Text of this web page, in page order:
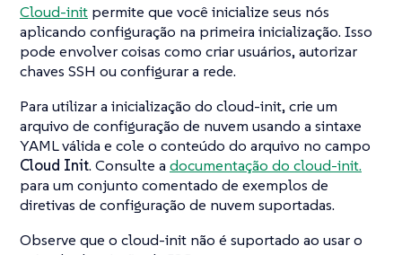
Cloud-init permite que você inicialize seus nós
aplicando configuração na primeira inicialização. Isso
pode envolver coisas como criar usuários, autorizar
chaves SSH ou configurar a rede.
Para utilizar a inicialização do cloud-init, crie um
arquivo de configuração de nuvem usando a sintaxe
YAML válida e cole o conteúdo do arquivo no campo
Cloud Init. Consulte a documentação do cloud-init.
para um conjunto comentado de exemplos de
diretivas de configuração de nuvem suportadas.
Observe que o cloud-init não é suportado ao usar o